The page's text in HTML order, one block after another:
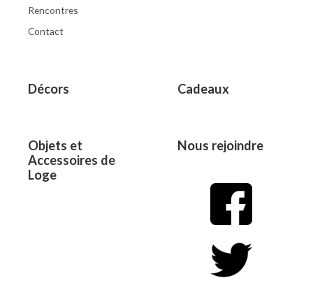
Rencontres
Contact
Décors Cadeaux
Objets et
Accessoires de
Loge
Nous rejoindre